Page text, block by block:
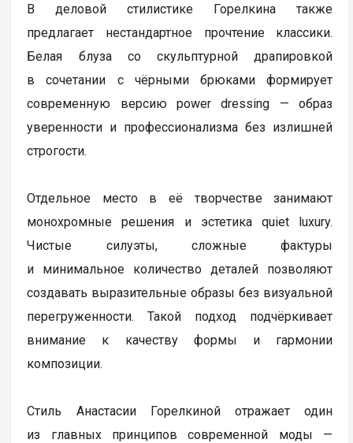
В деловой стилистике Горелкина также
предлагает нестандартное прочтение классики.
Белая блуза со скульптурной драпировкой
в сочетании с чёрными брюками формирует
современную версию power dressing — образ
уверенности и профессионализма без излишней
строгости.
Отдельное место в её творчестве занимают
монохромные решения и эстетика quiet luxury.
Чистые силуэты, сложные фактуры
и минимальное количество деталей позволяют
создавать выразительные образы без визуальной
перегруженности. Такой подход подчёркивает
внимание к качеству формы и гармонии
композиции.
Стиль Анастасии Горелкиной отражает один
из главных принципов современной моды —